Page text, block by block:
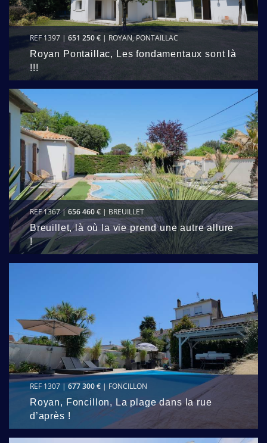
REF 1397 | 651 250 € | ROYAN, PONTAILLAC
Royan Pontaillac, Les fondamentaux sont là
!!!
REF 1367 |656 460 € | BREUILLET
Breuillet, là où la vie prend une autre allure
!
REF 1307 | 677 300 € | FONCILLON
Royan, Foncillon, La plage dans la rue
d’après !